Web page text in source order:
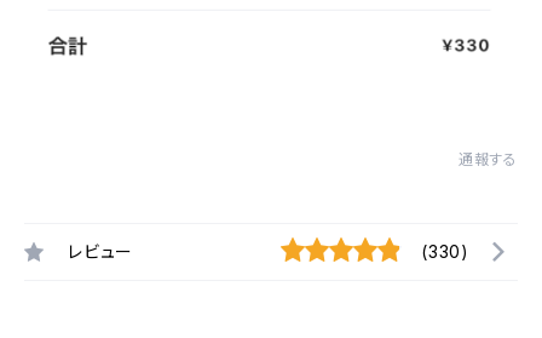
通報する
レビュー (330)